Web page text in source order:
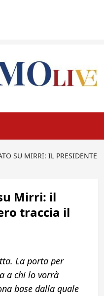
SU MIRRI: IL PRESIDENTE
Mirri: il
traccia il
La porta per
a chi lo vorrà
base dalla quale